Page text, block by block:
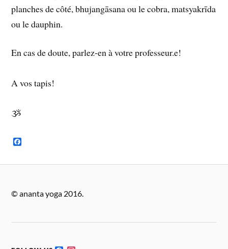
planches de côté, bhujangāsana ou le cobra, matsyakrīda
ou le dauphin.
En cas de doute, parlez-en à votre professeur.e!
A vos tapis!
ૐ
e
o
k
© ananta yoga 2016.